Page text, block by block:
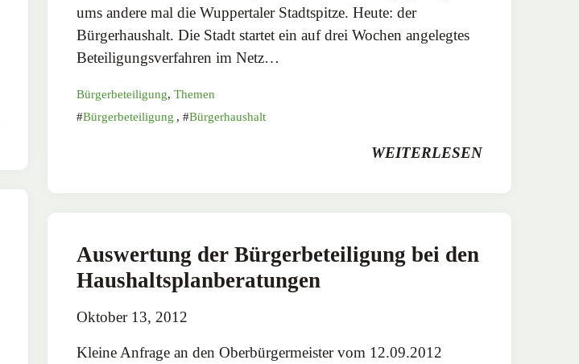
ums andere mal die Wuppertaler Stadtspitze. Heute: der
Bürgerhaushalt. Die Stadt startet ein auf drei Wochen angelegtes
Beteiligungsverfahren im Netz…
Bürgerbeteiligung, Themen
Bürgerbeteiligung , Bürgerhaushalt
WEITERLESEN
Auswertung der Bürgerbeteiligung bei den
Haushaltsplanberatungen
Oktober 13, 2012
Kleine Anfrage an den Oberbürgermeister vom 12.09.2012